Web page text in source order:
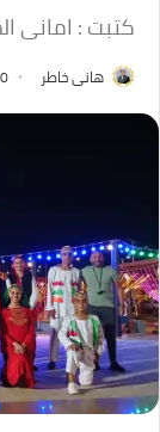
كتبت : امانى
هانى خاطر